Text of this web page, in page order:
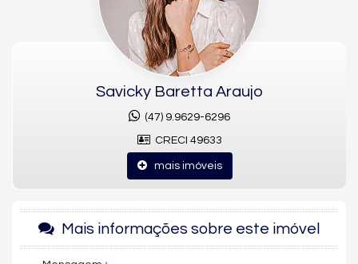
terreno de 405m² — garantindo privacidade, conforto e
excelente aproveitamento de espaço.
📐 Distribuição Inteligente dos Ambientes
Pavimento Térreo – 154,56m²
Espaço para sala de estar e jantar
Cozinha funcional com integração ao social
Pavimento Superior – 114,75m²
3 suítes amplas, proporcionando conforto e privacidade
Savicky Baretta Araujo
(47) 9.9629-6296
CRECI 49633
mais imóveis
Mais informações sobre este imóvel